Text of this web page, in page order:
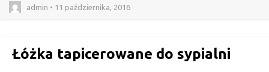
admin • 11 października, 2016
Łóżka tapicerowane do sypialni